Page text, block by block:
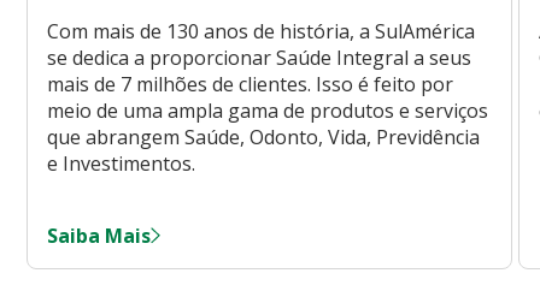
Com mais de 130 anos de história, a SulAmérica
se dedica a proporcionar Saúde Integral a seus
mais de 7 milhões de clientes. Isso é feito por
meio de uma ampla gama de produtos e serviços
que abrangem Saúde, Odonto, Vida, Previdência
e Investimentos.
Saiba Mais